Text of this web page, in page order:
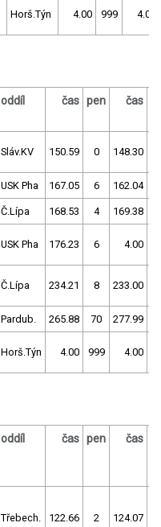
Horš.Týn 4.00 999 4.00
oddíl čas pen čas
Sláv.KV 150.59 0 148.30
USK Pha 167.05 6 162.04
Č.Lípa 168.53 4 169.38
USK Pha 176.23 6 4.00
Č.Lípa 234.21 8 233.00
Pardub. 265.88 70 277.99
Horš.Týn 4.00 999 4.00
oddíl čas pen čas
Třebech. 122.66 2 124.07